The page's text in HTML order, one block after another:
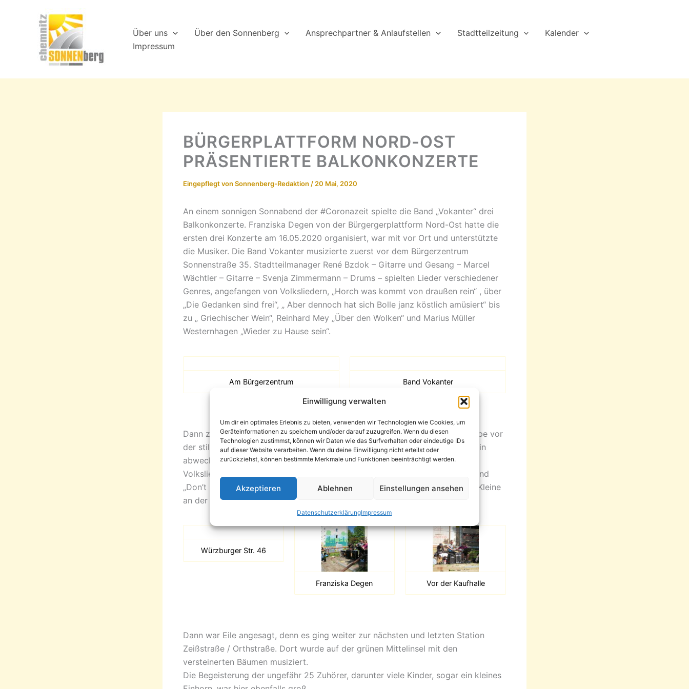
Einwilligung verwalten
Um dir ein optimales Erlebnis zu bieten, verwenden wir Technologien wie Cookies, um
Geräteinformationen zu speichern und/oder darauf zuzugreifen. Wenn du diesen
Technologien zustimmst, können wir Daten wie das Surfverhalten oder eindeutige IDs
auf dieser Website verarbeiten. Wenn du deine Einwilligung nicht erteilst oder
zurückziehst, können bestimmte Merkmale und Funktionen beeinträchtigt werden.
Akzeptieren Ablehnen Einstellungen ansehen
DatenschutzerklärungImpressum
Über uns Über den Sonnenberg Ansprechpartner & Anlaufstellen Stadtteilzeitung
Kalender
Impressum
BÜRGERPLATTFORM NORD-OST
PRÄSENTIERTE BALKONKONZERTE
Eingepflegt von Sonnenberg-Redaktion / 20 Mai, 2020
An einem sonnigen Sonnabend der #Coronazeit spielte die Band „Vokanter“ drei
Balkonkonzerte. Franziska Degen von der Bürgergerplattform Nord-Ost hatte die
ersten drei Konzerte am 16.05.2020 organisiert, war mit vor Ort und unterstützte
die Musiker. Die Band Vokanter musizierte zuerst vor dem Bürgerzentrum
Sonnenstraße 35. Stadtteilmanager René Bzdok – Gitarre und Gesang – Marcel
Wächtler – Gitarre – Svenja Zimmermann – Drums – spielten Lieder verschiedener
Genres, angefangen von Volksliedern, „Horch was kommt von draußen rein“ , über
„Die Gedanken sind frei“, „ Aber dennoch hat sich Bolle janz köstlich amüsiert“ bis
zu „ Griechischer Wein“, Reinhard Mey „Über den Wolken“ und Marius Müller
Westernhagen „Wieder zu Hause sein“.
Am Bürgerzentrum Band Vokanter
Dann zog die Band weiter zur Würzburger Straße 46. Dort bot sich die Treppe vor
der stillgelegten alten Kaufhalle als besondere Bühne an. Auch hier erklang ein
abwechslungsreiches Programm unter anderem auch mit einem polnischen
Volkslied, sowie mit „Go down Moses“, „Love Me Tender“ von Elvis Presley und
„Don’t Let Me Down“ von den Beatles. Hier erfreuten sich ca. 25 Große und Kleine
an der Musik und spendeten immer wieder Beifall.
Würzburger Str. 46
Franziska Degen Vor der Kaufhalle
Dann war Eile angesagt, denn es ging weiter zur nächsten und letzten Station
Zeißstraße / Orthstraße. Dort wurde auf der grünen Mittelinsel mit den
versteinerten Bäumen musiziert.
Die Begeisterung der ungefähr 25 Zuhörer, darunter viele Kinder, sogar ein kleines